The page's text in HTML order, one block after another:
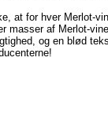
at for hver Merlot-
masser af Merlot-
og en blød